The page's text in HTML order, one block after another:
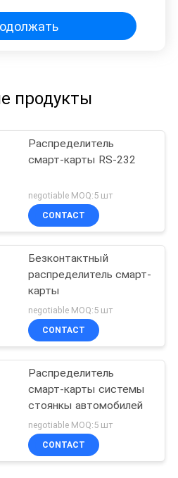
продукты
Распределитель
смарт-карты RS-232
negotiable MOQ:5 шт
CONTACT
Безконтактный
распределитель смарт-
карты
negotiable MOQ:5 шт
CONTACT
Распределитель
смарт-карты системы
стоянкы автомобилей
negotiable MOQ:5 шт
CONTACT